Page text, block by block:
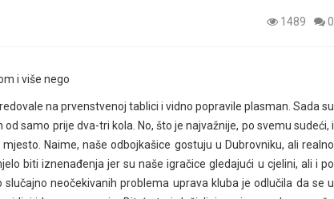
1489 0
i više nego
na prvenstvenoj tablici i vidno popravile plasman. Sada su
samo prije dva-tri kola. No, što je najvažnije, po svemu sudeći, i
Naime, naše odbojkašice gostuju u Dubrovniku, ali realno
biti iznenađenja jer su naše igračice gledajući u cjelini, ali i po
neočekivanih problema uprava kluba je odlučila da se u